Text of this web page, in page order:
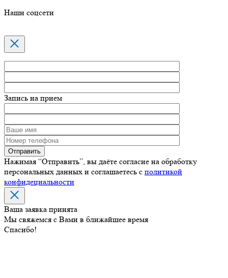
Наши соцсети
Запись на прием
Нажимая “Отправить”, вы даёте согласие на обработку
персональных данных и соглашаетесь с политикой
конфидециальности
Ваша заявка принята
Мы свяжемся с Вами в ближайшее время
Спасибо!